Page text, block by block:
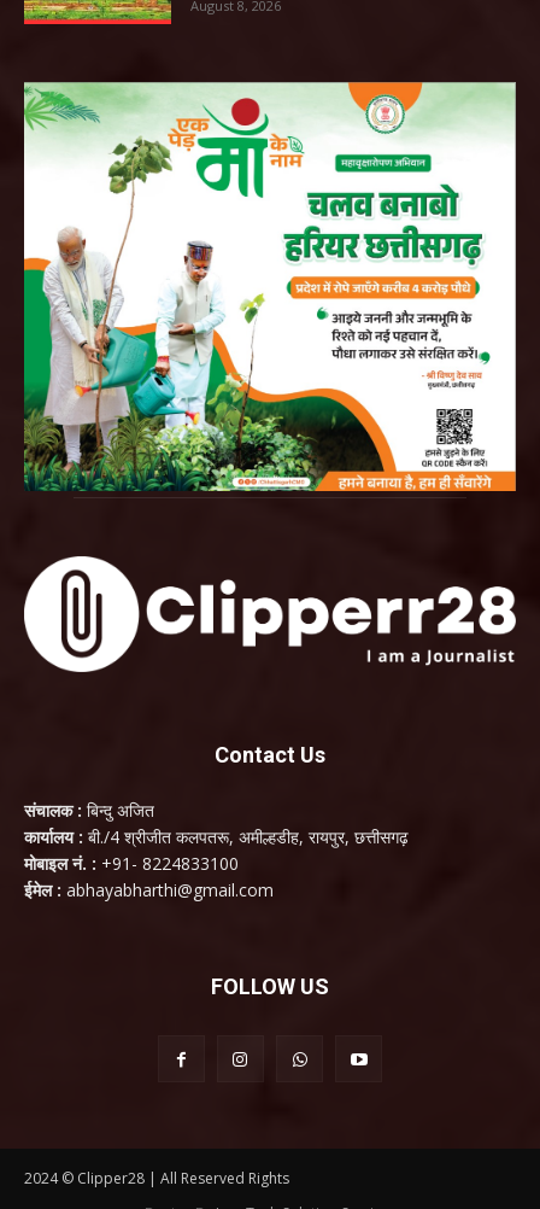
August 8, 2026
Contact Us
संचालक : बिन्दु अजित
कार्यालय : बी./4 श्रीजीत कलपतरू, अमील्हडीह, रायपुर, छत्तीसगढ़
मोबाइल नं. : +91- 8224833100
ईमेल : abhayabharthi@gmail.com
FOLLOW US
2024 © Clipper28 | All Reserved Rights